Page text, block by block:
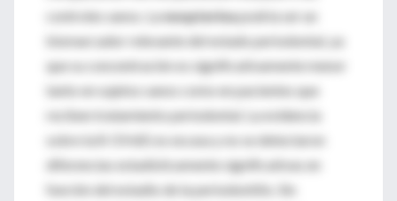
controles sanos. Laneopterinapodría ser un
biomarcador relevante del estado periodontal, ya
que su concentración es significativamente menor
tanto en sujetos sanos como en pacientes que
reciben tratamiento periodontal. La evidencia
sobre la 8-OHdG es escasa y no se detectaron
diferencias estadísticamente significativas en
función del estadio de la periodontitis. Sin